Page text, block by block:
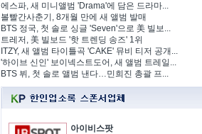
에스파, 새 미니앨범 'Drama'에 담은 드라마...
볼빨간사춘기, 8개월 만에 새 앨범 발매
BTS 정국, 첫 솔로 싱글 'Seven'으로 美 빌보...
트레저, 美 빌보드 '핫 트렌딩 송즈' 1위
ITZY, 새 앨범 타이틀곡 'CAKE' 뮤비 티저 공개...
'하이브 신인' 보이넥스트도어, 새 앨범 트레일...
BTS 뷔, 첫 솔로 앨범 낸다…민희진 총괄 프...
아이비스팟